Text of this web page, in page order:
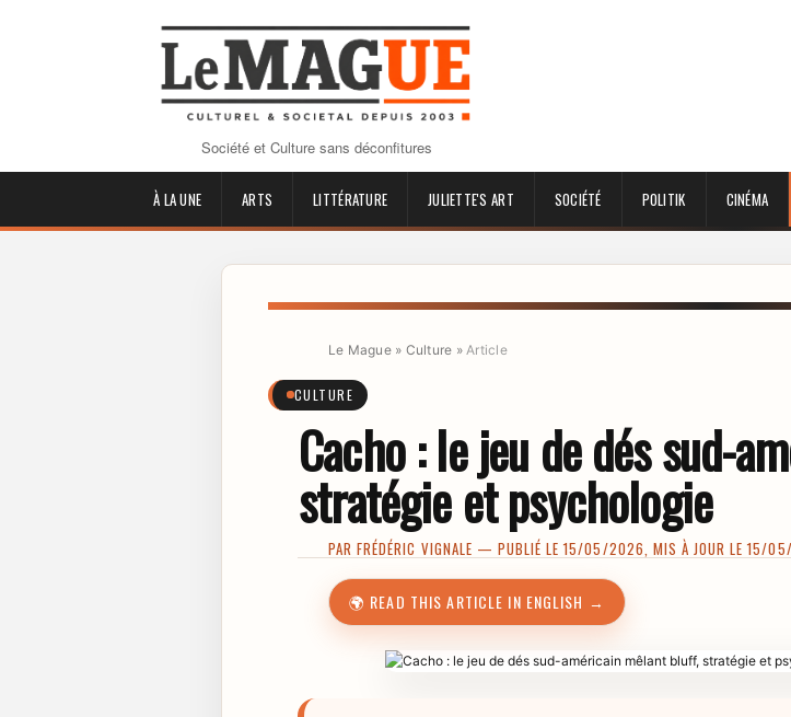
Société et Culture sans déconfitures
À LA UNE ARTS LITTÉRATURE JULIETTE'S ART SOCIÉTÉ POLITIK CINÉMA
Le Mague» Culture » Article
CULTURE
Cacho : le jeu de dés sud-
stratégie et psychologie
PARFRÉDÉRIC VIGNALE — PUBLIÉ LE 15/05/2026, MIS À JOUR LE 15/
🌍 READ THIS ARTICLE IN ENGLISH →